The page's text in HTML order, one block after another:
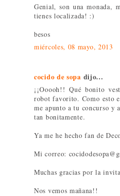
Genial, son una monada,
tienes localizada! :)
besos
miércoles, 08 mayo, 2013
cocido de sopa dijo...
¡¡Ooooh!! Qué bonito
robot favorito. Como esto
me apunto a tu concurso y
tan bonitamente.
Ya me he hecho fan de
Mi correo:
Muchas gracias por la
Nos vemos mañana!!